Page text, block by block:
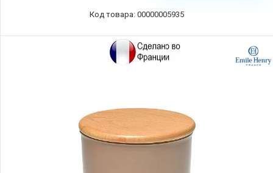
Код товара: 00000005935